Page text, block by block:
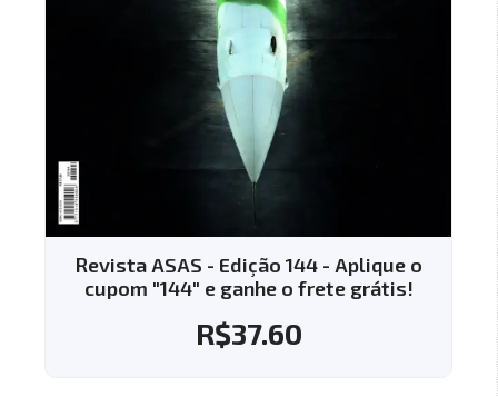
Revista ASAS - Edição 144 - Aplique o
cupom "144" e ganhe o frete grátis!
R$37.60